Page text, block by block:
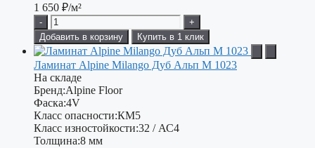
1 650 ₽/м²
-
+
Добавить в корзину
Купить в 1 клик
Ламинат Alpine Milango Дуб Альп М 1023
На складе
Бренд:Alpine Floor
Фаска:4V
Класс опасности:КМ5
Класс изностойкости:32 / АС4
Толщина:8 мм